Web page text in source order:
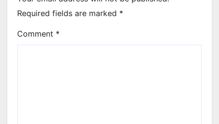
Required fields are marked *
Comment *